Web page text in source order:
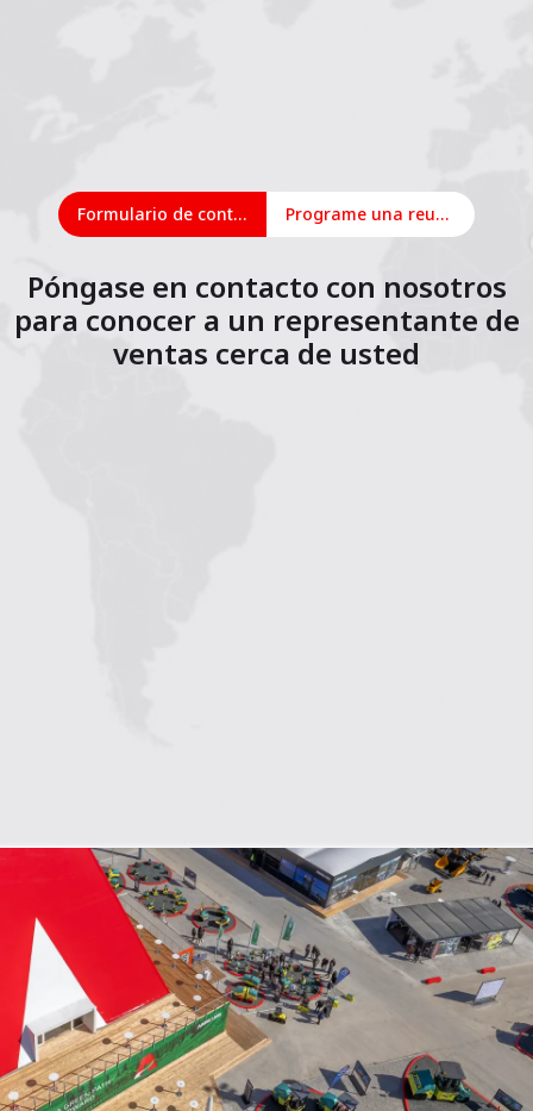
Formulario de contacto Programe una reunión en línea
Póngase en contacto con nosotros
para conocer a un representante de
ventas cerca de usted